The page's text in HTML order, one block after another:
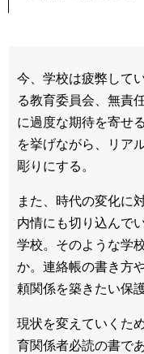
今、学校は疲弊して
る教育委員会、無責
に過度な期待を寄せ
を挙げながら、リア
彫りにする。
また、時代の変化に
内情にも切り込んで
学校。そのような学
か。連絡帳の書き方
頼関係を築きたい保
現状を変えていくた
育関係者必読の書であ